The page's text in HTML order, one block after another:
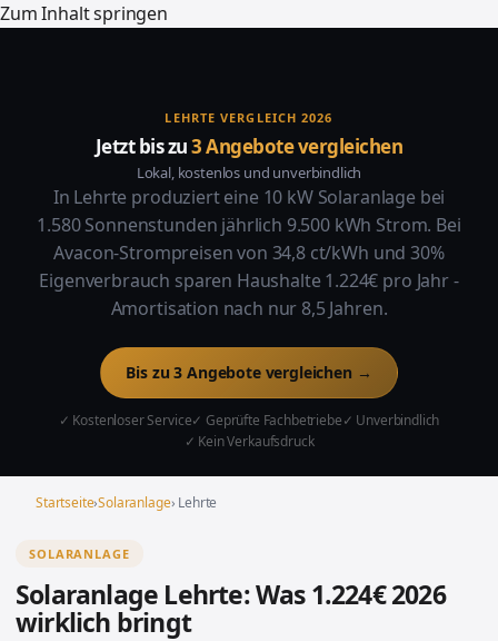
Zum Inhalt springen
LEHRTE VERGLEICH 2026
Jetzt bis zu3 Angebote vergleichen
Lokal, kostenlos und unverbindlich
In Lehrte produziert eine 10 kW Solaranlage bei
1.580 Sonnenstunden jährlich 9.500 kWh Strom. Bei
Avacon-Strompreisen von 34,8 ct/kWh und 30%
Eigenverbrauch sparen Haushalte 1.224€ pro Jahr -
Amortisation nach nur 8,5 Jahren.
Bis zu 3 Angebote vergleichen →
✓ Kostenloser Service✓ Geprüfte Fachbetriebe✓ Unverbindlich
✓ Kein Verkaufsdruck
Startseite›Solaranlage› Lehrte
SOLARANLAGE
Solaranlage Lehrte: Was 1.224€ 2026
wirklich bringt